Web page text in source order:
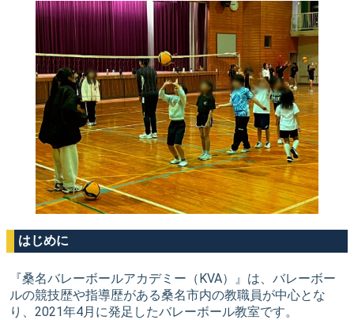
はじめに
『桑名バレーボールアカデミー（KVA）』は、バレーボー
ルの競技歴や指導歴がある桑名市内の教職員が中心とな
り、2021年4月に発足したバレーボール教室です。